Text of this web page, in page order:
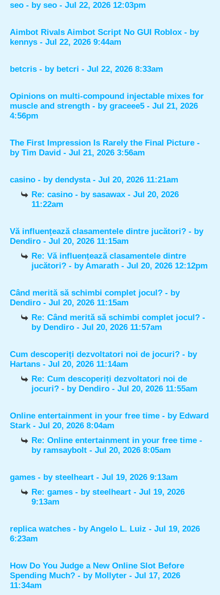
seo - by seo - Jul 22, 2026 12:03pm
Aimbot Rivals Aimbot Script No GUI Roblox - by
kennys - Jul 22, 2026 9:44am
betcris - by betcri - Jul 22, 2026 8:33am
Opinions on multi-compound injectable mixes for
muscle and strength - by graceee5 - Jul 21, 2026
4:56pm
The First Impression Is Rarely the Final Picture -
by Tim David - Jul 21, 2026 3:56am
casino - by dendysta- Jul 20, 2026 11:21am
Re: casino - bysasawax - Jul 20, 2026
11:22am
Vă influențează clasamentele dintre jucători? - by
Dendiro - Jul 20, 2026 11:15am
Re: Vă influențează clasamentele dintre
jucători? - byAmarath - Jul 20, 2026 12:12pm
Când merită să schimbi complet jocul? - by
Dendiro - Jul 20, 2026 11:15am
Re: Când merită să schimbi complet jocul? -
by Dendiro - Jul 20, 2026 11:57am
Cum descoperiți dezvoltatori noi de jocuri? - by
Hartans - Jul 20, 2026 11:14am
Re: Cum descoperiți dezvoltatori noi de
jocuri? - by Dendiro - Jul 20, 2026 11:55am
Online entertainment in your free time - by Edward
Stark- Jul 20, 2026 8:04am
Re: Online entertainment in your free time -
by ramsaybolt - Jul 20, 2026 8:05am
games - by steelheart - Jul 19, 2026 9:13am
Re: games - bysteelheart - Jul 19, 2026
9:13am
replica watches - byAngelo L. Luiz - Jul 19, 2026
6:23am
How Do You Judge a New Online Slot Before
Spending Much? - by Mollyter - Jul 17, 2026
11:34am